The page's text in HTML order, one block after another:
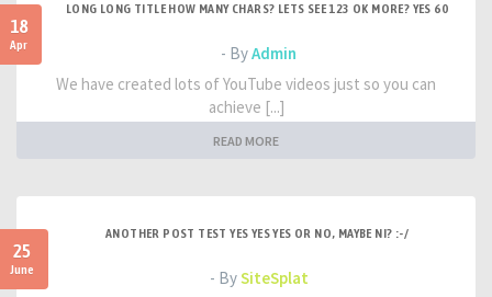
18
Apr
LONG LONG TITLE HOW MANY CHARS? LETS SEE 123 OK MORE? YES 60
- ByAdmin
We have created lots of YouTube videos just so you can
achieve [...]
READ MORE
25
June
ANOTHER POST TEST YES YES YES OR NO, MAYBE NI? :-/
- BySiteSplat